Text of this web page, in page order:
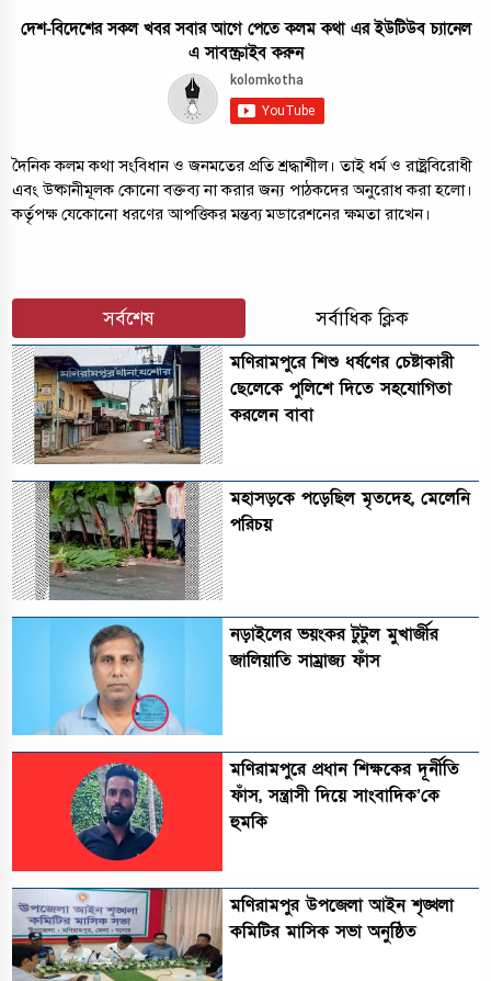
দেশ-বিদেশের সকল খবর সবার আগে পেতে কলম কথা এর ইউটিউব চ্যানেল
এ সাবস্ক্রাইব করুন
দৈনিক কলম কথা সংবিধান ও জনমতের প্রতি শ্রদ্ধাশীল। তাই ধর্ম ও রাষ্ট্রবিরোধী
এবং উষ্কানীমূলক কোনো বক্তব্য না করার জন্য পাঠকদের অনুরোধ করা হলো।
কর্তৃপক্ষ যেকোনো ধরণের আপত্তিকর মন্তব্য মডারেশনের ক্ষমতা রাখেন।
সর্বশেষ সর্বাধিক ক্লিক
মণিরামপুরে শিশু ধর্ষণের চেষ্টাকারী
ছেলেকে পুলিশে দিতে সহযোগিতা
করলেন বাবা
মহাসড়কে পড়েছিল মৃতদেহ, মেলেনি
পরিচয়
নড়াইলের ভয়ংকর টুটুল মুখার্জীর
জালিয়াতি সাম্রাজ্য ফাঁস
মণিরামপুরে প্রধান শিক্ষকের দূর্নীতি
ফাঁস, সন্ত্রাসী দিয়ে সাংবাদিক’কে
হুমকি
মণিরামপুর উপজেলা আইন শৃঙ্খলা
কমিটির মাসিক সভা অনুষ্ঠিত‎‎